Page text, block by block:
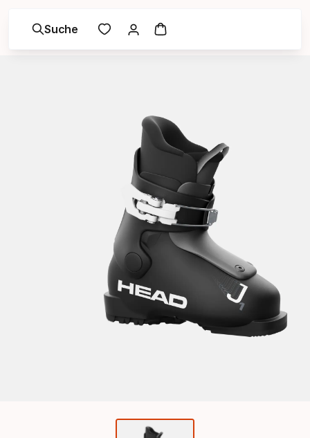
Suche